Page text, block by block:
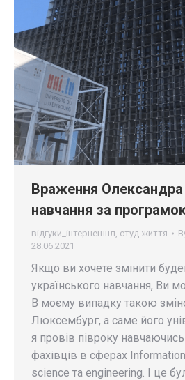
Враження Олександра
навчання за
відгуки_інтернешнл студ життя
28.06.2021
Якщо ви хочете змінити
українського навчання, Ви
В моєму випадку такою
Люксембург, а саме його
я провів півроку
фахівців в сферах
science та engineering. І це